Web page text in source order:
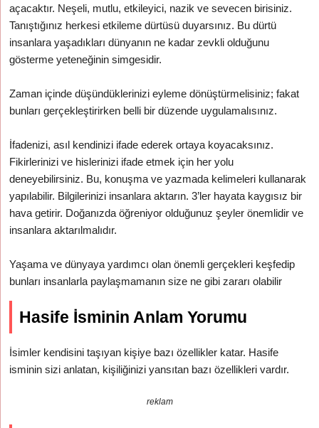
açacaktır. Neşeli, mutlu, etkileyici, nazik ve sevecen birisiniz.
Tanıştığınız herkesi etkileme dürtüsü duyarsınız. Bu dürtü
insanlara yaşadıkları dünyanın ne kadar zevkli olduğunu
gösterme yeteneğinin simgesidir.
Zaman içinde düşündüklerinizi eyleme dönüştürmelisiniz; fakat
bunları gerçekleştirirken belli bir düzende uygulamalısınız.
İfadenizi, asıl kendinizi ifade ederek ortaya koyacaksınız.
Fikirlerinizi ve hislerinizi ifade etmek için her yolu
deneyebilirsiniz. Bu, konuşma ve yazmada kelimeleri kullanarak
yapılabilir. Bilgilerinizi insanlara aktarın. 3’ler hayata kaygısız bir
hava getirir. Doğanızda öğreniyor olduğunuz şeyler önemlidir ve
insanlara aktarılmalıdır.
Yaşama ve dünyaya yardımcı olan önemli gerçekleri keşfedip
bunları insanlarla paylaşmamanın size ne gibi zararı olabilir
Hasife İsminin Anlam Yorumu
İsimler kendisini taşıyan kişiye bazı özellikler katar. Hasife
isminin sizi anlatan, kişiliğinizi yansıtan bazı özellikleri vardır.
reklam